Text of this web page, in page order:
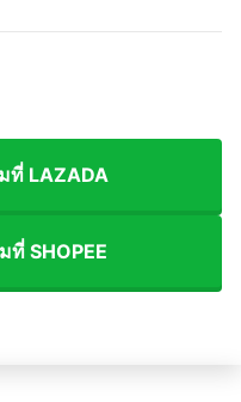
ที่ LAZADA
ที่ SHOPEE